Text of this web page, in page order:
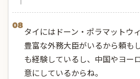
08
タイにはドーン・ポラマットウ
豊富な外務大臣がいるから頼も
も経験しているし、中国やヨー
意にしているからね。